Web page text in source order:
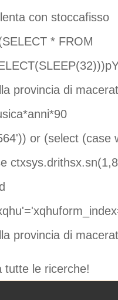
con stoccafisso
* FROM
provincia di
or (select (case
provincia di
tutte le ricerche!